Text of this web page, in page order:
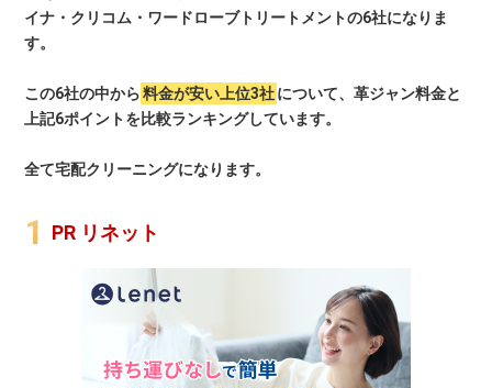
イナ・クリコム・ワードローブトリートメントの6社になりま
す。
この6社の中から 料金が安い上位3社について、革ジャン料金と
上記6ポイントを比較ランキングしています。
全て宅配クリーニングになります。
PR リネット